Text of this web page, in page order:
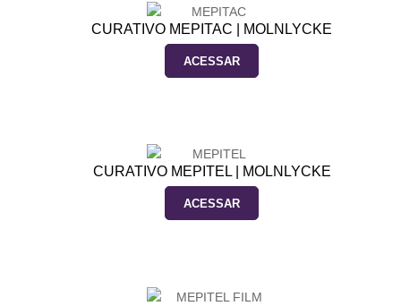
CURATIVO MEPITAC | MOLNLYCKE
ACESSAR
CURATIVO MEPITEL | MOLNLYCKE
ACESSAR